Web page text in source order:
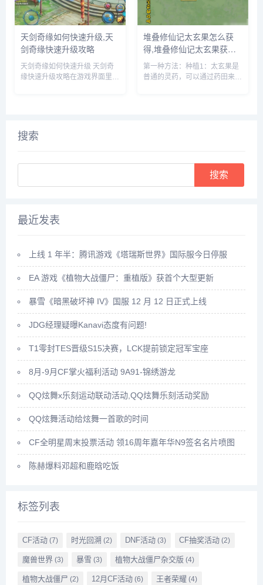
天剑奇缘如何快速升级,天
剑奇缘快速升级攻略
天剑奇缘如何快速升级 天剑奇
缘快速升级攻略在游戏界面里，
悬赏任务，完成这些任务后，就
可以...
堆叠修仙记太玄果怎么获
得,堆叠修仙记太玄果获得
方法
第一种方法：种植1：太玄果是
普通的灵药，可以通过药田来种
搜索
最近发表
上线 1 年半：腾讯游戏《塔瑞斯世界》国际服今日停服
EA 游戏《植物大战僵尸：重植版》获首个大型更新
暴雪《暗黑破坏神 IV》国服 12 月 12 日正式上线
JDG经理疑曝Kanavi态度有问题!
T1零封TES晋级S15决赛，LCK提前锁定冠军宝座
8月-9月CF掌火福利活动 9A91-锦绣游龙
QQ炫舞x乐刻运动联动活动,QQ炫舞乐刻活动奖励
QQ炫舞活动给炫舞一首歌的时间
CF全明星周末投票活动 领16周年嘉年华N9签名名片喷图
陈赫爆料邓超和鹿晗吃饭
标签列表
CF活动(7) 时光回溯 (2) DNF活动 (3) CF抽奖活动 (2)
魔兽世界(3) 暴雪 (3) 植物大战僵尸杂交版 (4)
植物大战僵尸 (2) 12月CF活动(6) 王者荣耀 (4)